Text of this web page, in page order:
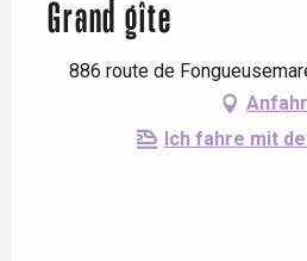
Grand gîte
886 route de
Ich fahre mit